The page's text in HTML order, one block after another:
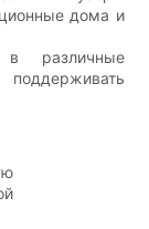
дома и
в различные